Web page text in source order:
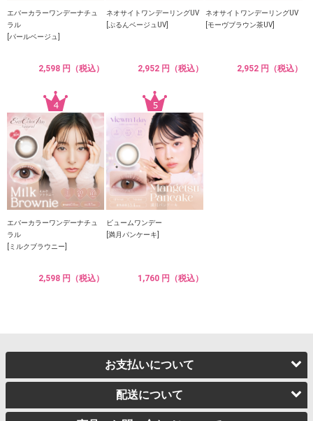
エバーカラーワンデーナチュ
ラル
[パールベージュ]
2,598 円（税込）
ネオサイトワンデーリングUV
[ぷるんベージュUV]
2,952 円（税込）
ネオサイトワンデーリングUV
[モーヴブラウン茶UV]
2,952 円（税込）
エバーカラーワンデーナチュ
ラル
[ミルクブラウニー]
2,598 円（税込）
ビュームワンデー
[満月パンケーキ]
1,760 円（税込）
お支払いについて
配送について